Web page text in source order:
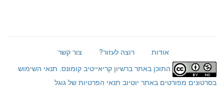
אודות רוצה לעזור?
צור קשר
התוכן באתר ברשיון קריאייטיב קומונס. תנאי השימוש
בסרטונים מפורטים באתר יוטיוב תנאי הפרטיות של גוגל